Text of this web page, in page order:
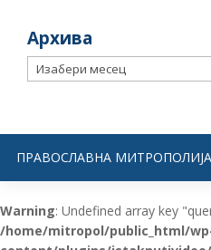
Архива
Архива
ПРАВОСЛАВНА
Warning: Undefined array key
/home/mitropol/public_html/